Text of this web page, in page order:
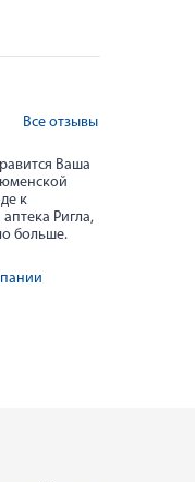
Все отзывы
Ваша
к
Ригла,
больше.